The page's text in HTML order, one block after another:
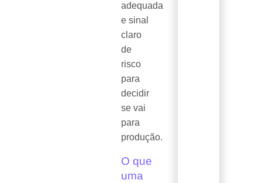
adequada
e sinal
claro
de
risco
para
decidir
se vai
para
produção.
O que
uma